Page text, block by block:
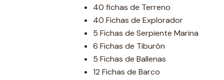
40 fichas de Terreno
40 Fichas de Explorador
5 Fichas de Serpiente Marina
6 Fichas de Tiburón
5 Fichas de Ballenas
12 Fichas de Barco